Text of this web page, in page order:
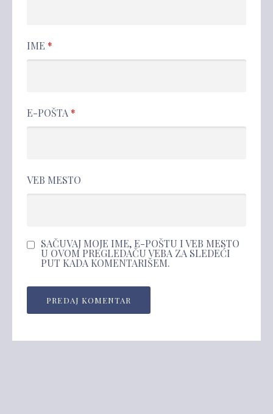
IME *
E-POŠTA *
VEB MESTO
SAČUVAJ MOJE IME, E-POŠTU I VEB MESTO
U OVOM PREGLEDAČU VEBA ZA SLEDEĆI
PUT KADA KOMENTARIŠEM.